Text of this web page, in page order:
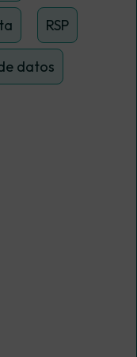
RSP
datos